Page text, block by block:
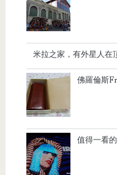
米拉之家，有外星人在
佛羅倫斯
值得一看